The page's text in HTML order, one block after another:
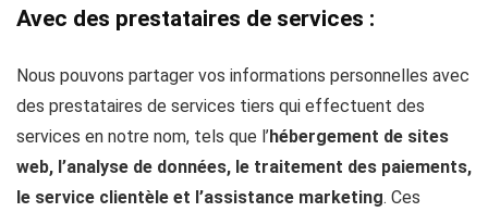
Avec des prestataires de services :
Nous pouvons partager vos informations personnelles avec
des prestataires de services tiers qui effectuent des
services en notre nom, tels que l’hébergement de sites
web, l’analyse de données, le traitement des paiements,
le service clientèle et l’assistance marketing. Ces